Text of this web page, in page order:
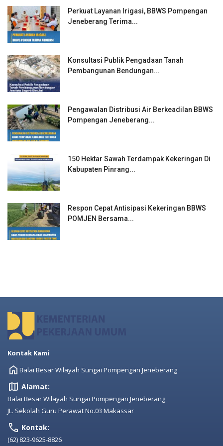
Perkuat Layanan Irigasi, BBWS Pompengan
Jeneberang Terima...
Konsultasi Publik Pengadaan Tanah
Pembangunan Bendungan...
Pengawalan Distribusi Air Berkeadilan BBWS
Pompengan Jeneberang...
150 Hektar Sawah Terdampak Kekeringan Di
Kabupaten Pinrang...
Respon Cepat Antisipasi Kekeringan BBWS
POMJEN Bersama...
Kontak Kami
Balai Besar Wilayah Sungai Pompengan Jeneberang
Alamat:
Balai Besar Wilayah Sungai Pompengan Jeneberang
JL. Sekolah Guru Perawat No.03 Makassar
Kontak:
(62) 823-9625-8826